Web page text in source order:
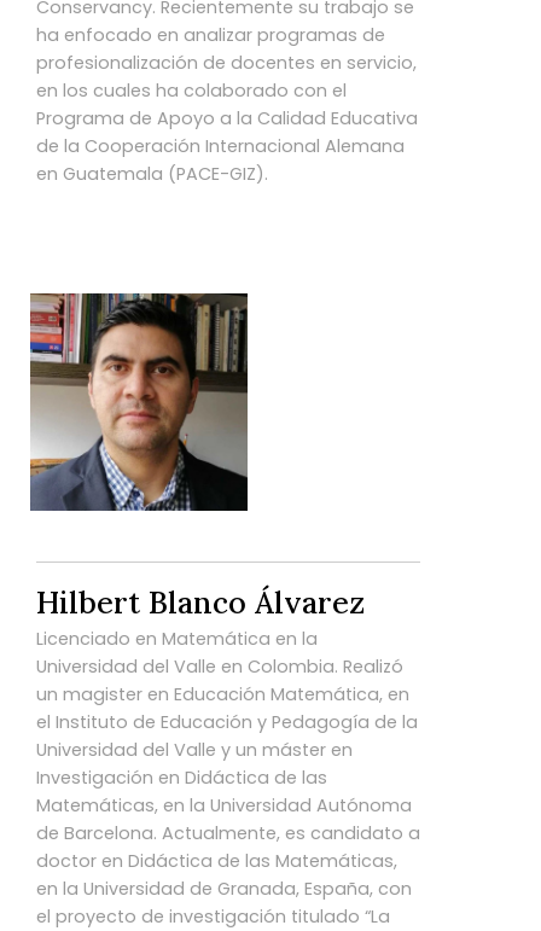
Conservancy. Recientemente su trabajo se
ha enfocado en analizar programas de
profesionalización de docentes en servicio,
en los cuales ha colaborado con el
Programa de Apoyo a la Calidad Educativa
de la Cooperación Internacional Alemana
en Guatemala (PACE-GIZ).
Hilbert Blanco Álvarez
Licenciado en Matemática en la
Universidad del Valle en Colombia. Realizó
un magister en Educación Matemática, en
el Instituto de Educación y Pedagogía de la
Universidad del Valle y un máster en
Investigación en Didáctica de las
Matemáticas, en la Universidad Autónoma
de Barcelona. Actualmente, es candidato a
doctor en Didáctica de las Matemáticas,
en la Universidad de Granada, España, con
el proyecto de investigación titulado “La